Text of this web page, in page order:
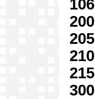
106
200
205
210
215
300